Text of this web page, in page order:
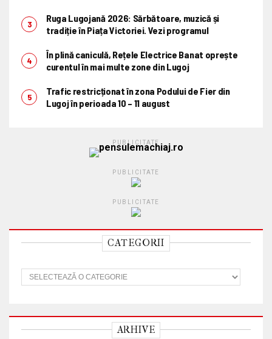
Ruga Lugojană 2026: Sărbătoare, muzică și
tradiție în Piața Victoriei. Vezi programul
În plină caniculă, Rețele Electrice Banat oprește
curentul în mai multe zone din Lugoj
Trafic restricționat în zona Podului de Fier din
Lugoj în perioada 10 – 11 august
PUBLICITATE
PUBLICITATE
PUBLICITATE
CATEGORII
C
a
r
ARHIVE